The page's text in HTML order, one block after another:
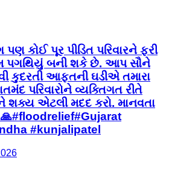
કોઈ પૂર પીડિત પરિવારને ફરી
પગથિયું બની શકે છે. આપ સૌને
કુદરતી આફતની ઘડીએ તમારા
પરિવારોને વ્યક્તિગત રીતે
શક્ય એટલી મદદ કરો. માનવતા
🙏#floodrelief#Gujarat
#kunjalipatel